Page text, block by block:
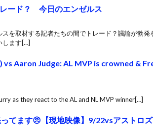
ード？ 今日のエンゼルス
を取材する記者たちの間でトレード？議論が勃発
ます[…]
vs Aaron Judge: AL MVP is crowned &
as they react to the AL and NL MVP winner[…]
てます😠【現地映像】9/22vsアストロズ